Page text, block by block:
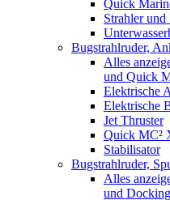
Quick
Strahler
Bugstrahlruder,
Alles
und Quick
Elektrische
Elektrische
Jet Thruster
Quick MC²
Stabilisator
Bugstrahlruder,
Alles
und